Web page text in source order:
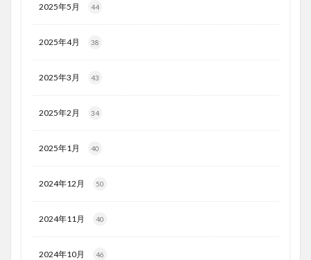
2025年5月 44
2025年4月 38
2025年3月 43
2025年2月 34
2025年1月 40
2024年12月 50
2024年11月 40
2024年10月 46